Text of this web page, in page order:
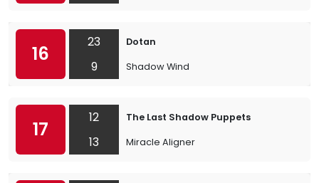
16
23
9
Dotan
Shadow Wind
17
12
13
The Last Shadow Puppets
Miracle Aligner